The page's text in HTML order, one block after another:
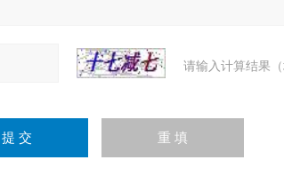
请输入计算结果